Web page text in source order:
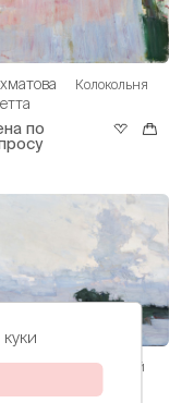
Колокольня
по
Кубанский